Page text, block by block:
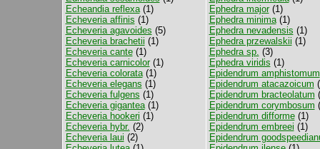
Echeandia reflexa(1)
Echeveria affinis (1)
Echeveria agavoides (5)
Echeveria brachetii (1)
Echeveria cante(1)
Echeveria carnicolor(1)
Echeveria colorata(1)
Echeveria elegans (1)
Echeveria fulgens (1)
Echeveria gigantea(1)
Echeveria hookeri (1)
Echeveria hybr. (2)
Echeveria laui (2)
Ephedra major(1)
Ephedra minima(1)
Ephedra nevadensis (1)
Ephedra przewalskii (1)
Ephedra sp. (3)
Ephedra viridis (1)
Epidendrum amphistomum
Epidendrum atacazoicum
Epidendrum bracteolatum
Epidendrum corymbosum
Epidendrum difforme(1)
Epidendrum embreei (1)
Epidendrum